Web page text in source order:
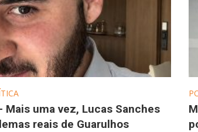
Mais uma vez, Lucas Sanches
reais de Guarulhos